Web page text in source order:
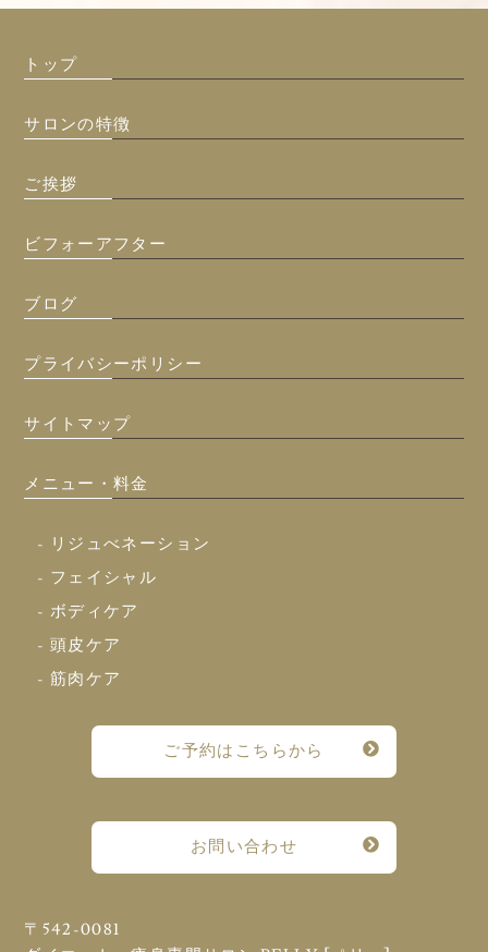
トップ
サロンの特徴
ご挨拶
ビフォーアフター
ブログ
プライバシーポリシー
サイトマップ
メニュー・料金
- リジュべネーション
- フェイシャル
- ボディケア
- 頭皮ケア
- 筋肉ケア
ご予約はこちらから
お問い合わせ
〒542-0081